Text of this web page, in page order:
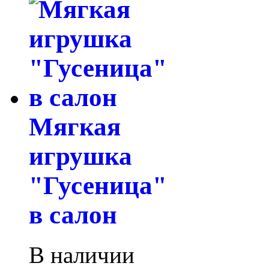
Мягкая
игрушка
"Гусеница"
в салон
В наличии